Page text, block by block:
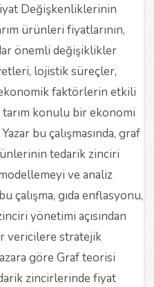
Değişkenliklerinin
ürünleri fiyatlarının,
önemli değişiklikler
lojistik süreçler,
faktörlerin etkili
konulu bir ekonomi
bu çalışmasında, graf
tedarik zinciri
ve analiz
çalışma, gıda enflasyonu,
yönetimi açısından
vericilere stratejik
göre Graf teorisi
zincirlerinde fiyat